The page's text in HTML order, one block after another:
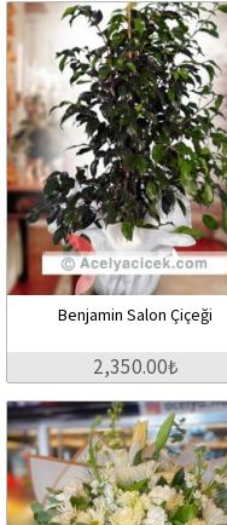
Benjamin Salon Çiçeği
2,350.00₺